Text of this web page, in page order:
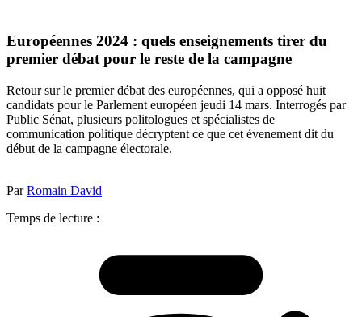
Européennes 2024 : quels enseignements tirer du
premier débat pour le reste de la campagne
Retour sur le premier débat des européennes, qui a opposé huit
candidats pour le Parlement européen jeudi 14 mars. Interrogés par
Public Sénat, plusieurs politologues et spécialistes de
communication politique décryptent ce que cet évenement dit du
début de la campagne électorale.
ParRomain David
Temps de lecture :